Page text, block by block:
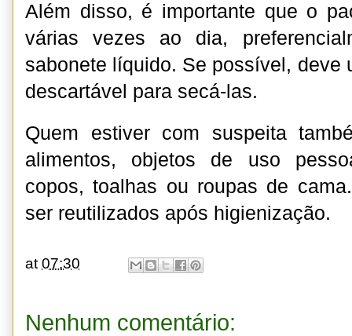
Além disso, é importante que o
várias vezes ao dia,
sabonete líquido. Se possível, deve
descartável para secá-las.
Quem estiver com suspeita
alimentos, objetos de uso
copos, toalhas ou roupas de
ser reutilizados após higienização.
at07:30
Nenhum comentário: